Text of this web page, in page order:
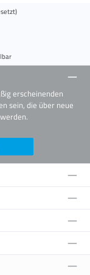
erscheinenden
sein, die über neue